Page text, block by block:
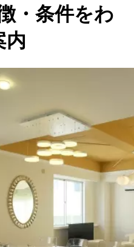
・条件をわ
内